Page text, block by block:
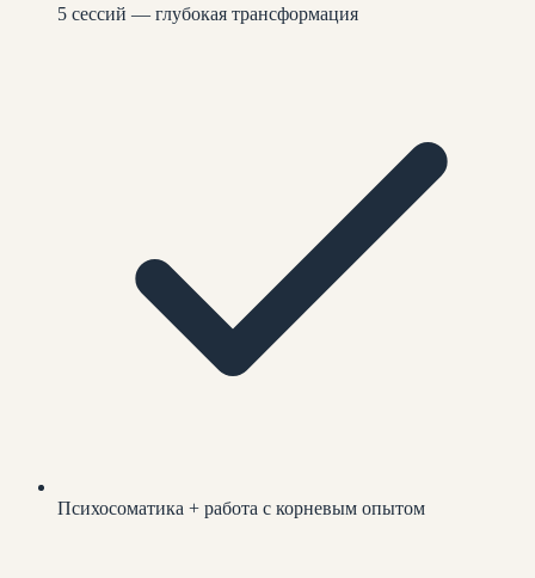
5 сессий — глубокая трансформация
Психосоматика + работа с корневым опытом